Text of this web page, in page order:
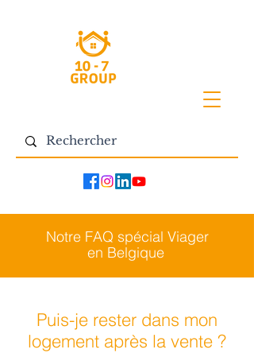
Notre FAQ spécial Viager
en Belgique
Puis-je rester dans mon
logement après la vente ?